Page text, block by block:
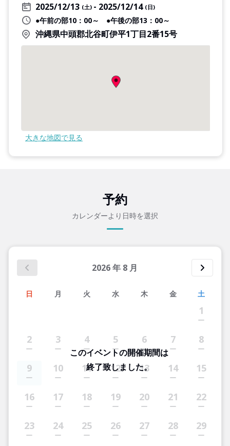
2025/12/13 (土) 2025/12/14 (日)
●午前の部10：00～ ●午後の部13：00～
沖縄県中頭郡北谷町伊平1丁目2番15号
大きな地図で見る
予約
カレンダーより日時を選択
2026年 8 月
日 月 火 水 木 金 土
1
2 3 4 5 6 7 8
9 10 11 12 13 14 15
16 17 18 19 20 21 22
23 24 25 26 27 28 29
このイベントの開催期間は
終了致しました。